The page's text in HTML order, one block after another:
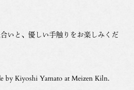
いと、優しい手触りをお楽しみくだ
by Kiyoshi Yamato at Meizen Kiln.